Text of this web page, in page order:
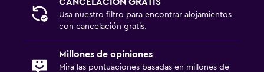
Usa nuestro filtro para encontrar alojamientos
con cancelación gratis.
Millones de opiniones
Mira las puntuaciones basadas en millones de